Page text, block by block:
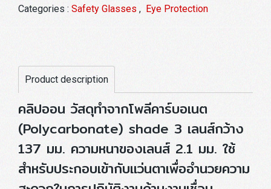
Categories : Safety Glasses , Eye Protection
Product description
คลิปออน วัสดุทำจากโพลีคาร์บอเนต
(Polycarbonate) shade 3 เลนส์กว้าง
137 มม. ความหนาของเลนส์ 2.1 มม. ใช้
สำหรับประกอบเข้ากับแว่นตาเพื่ออำนวยความ